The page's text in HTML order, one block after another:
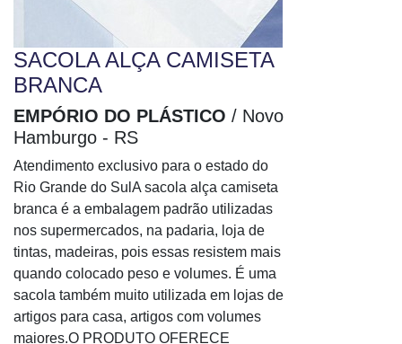
Envelope kraft a4
Envelope kraft bolha
Envelope kraft grande
Envelope lacre
Envelope malote
Envelope metalizado
Envelope padrão correios
Envelope papel kraft
Envelope para cd
Envelope para envio correios personalizado
Envelope para folha a4
Envelope pequeno
Envelope personalizado para cd
Envelope plástico
SACOLA ALÇA CAMISETA
BRANCA
EMPÓRIO DO PLÁSTICO / Novo
Hamburgo - RS
Atendimento exclusivo para o estado do
Rio Grande do SulA sacola alça camiseta
branca é a embalagem padrão utilizadas
nos supermercados, na padaria, loja de
tintas, madeiras, pois essas resistem mais
quando colocado peso e volumes. É uma
sacola também muito utilizada em lojas de
artigos para casa, artigos com volumes
maiores.O PRODUTO OFERECE